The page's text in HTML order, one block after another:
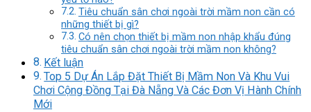
Tiêu chuẩn sân chơi ngoài trời mầm non cần có
những thiết bị gì?
Có nên chọn thiết bị mầm non nhập khẩu đúng
tiêu chuẩn sân chơi ngoài trời mầm non không?
Kết luận
Top 5 Dự Án Lắp Đặt Thiết Bị Mầm Non Và Khu Vui
Chơi Cộng Đồng Tại Đà Nẵng Và Các Đơn Vị Hành Chính
Mới